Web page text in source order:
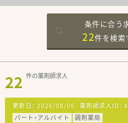
条件に合う
22件を検索
22 件の薬剤師求人
更新日： 2026/08/06 薬剤師求人ID：
パート・アルバイト
調剤薬局